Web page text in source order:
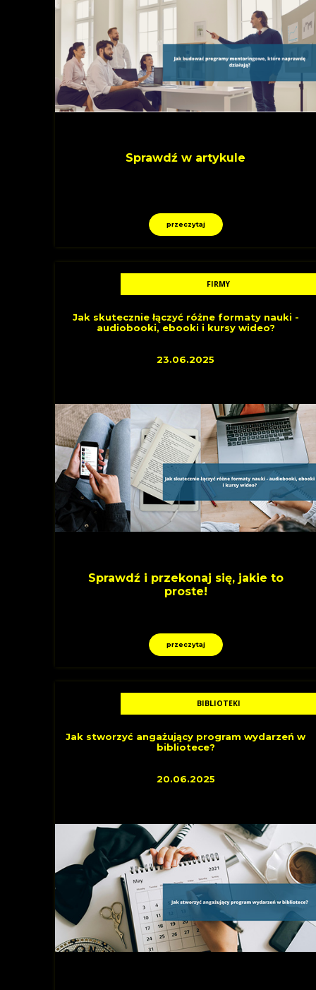
Sprawdź w artykule
przeczytaj
FIRMY
Jak skutecznie łączyć różne formaty nauki -
audiobooki, ebooki i kursy wideo?
23.06.2025
Sprawdź i przekonaj się, jakie to
proste!
przeczytaj
BIBLIOTEKI
Jak stworzyć angażujący program wydarzeń w
bibliotece?
20.06.2025